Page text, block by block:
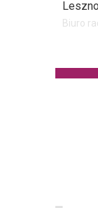
Leszno
Biuro